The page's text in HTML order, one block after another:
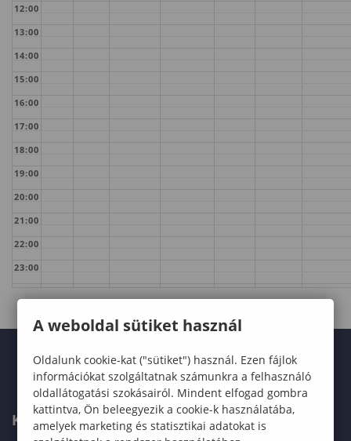
12:00
13:00
14:00
15:00
16:00
17:00
18:00
19:00
20:00
21:00
22:00
23:00
KARUNK
A weboldal sütiket használ
Oldalunk cookie-kat ("sütiket") használ. Ezen fájlok
információkat szolgáltatnak számunkra a felhasználó
oldallátogatási szokásairól. Mindent elfogad gombra
kattintva, Ön beleegyezik a cookie-k használatába,
amelyek marketing és statisztikai adatokat is